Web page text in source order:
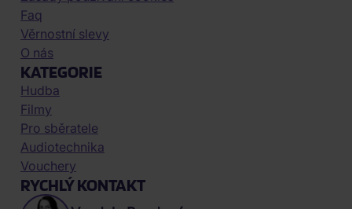
Faq
Věrnostní slevy
O nás
KATEGORIE
Hudba
Filmy
Pro sběratele
Audiotechnika
Vouchery
RYCHLÝ KONTAKT